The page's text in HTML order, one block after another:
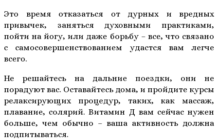
Это время отказаться от дурных и вредных
привычек, заняться духовными практиками,
пойти на йогу, или даже борьбу – все, что связано
с самосовершенствованием удастся вам легче
всего.
Не решайтесь на дальние поездки, они не
порадуют вас. Оставайтесь дома, и пройдите курсы
релаксирующих процедур, таких, как массаж,
плавание, солярий. Витамин Д вам сейчас нужен
больше, чем обычно – ваша активность должна
подпитываться.